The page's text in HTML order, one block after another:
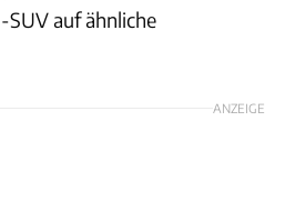
SUV auf ähnliche
ANZEIGE